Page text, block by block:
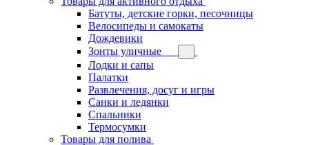
Батуты, детские горки, песочницы
Велосипеды и самокаты
Дождевики
Зонты уличные
Лодки и сапы
Палатки
Развлечения, досуг и игры
Санки и ледянки
Спальники
Термосумки
Товары для полива